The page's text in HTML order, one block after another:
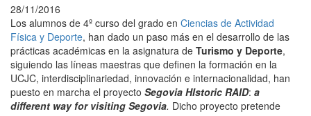
28/11/2016
Los alumnos de 4º curso del grado en Ciencias de Actividad
Física y Deporte, han dado un paso más en el desarrollo de las
prácticas académicas en la asignatura de Turismo y Deporte,
siguiendo las líneas maestras que definen la formación en la
UCJC, interdisciplinariedad, innovación e internacionalidad, han
puesto en marcha el proyecto Segovia HIstoric RAID: a
different way for visiting Segovia. Dicho proyecto pretende